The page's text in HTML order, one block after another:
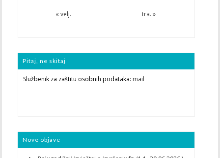
« velj. tra. »
Pitaj, ne skitaj
Službenik za zaštitu osobnih podataka: mail
Nove objave